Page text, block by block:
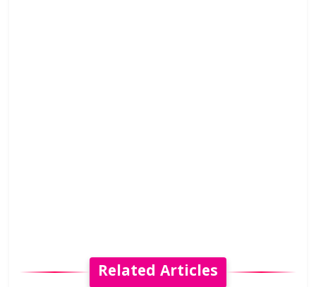
Related Articles